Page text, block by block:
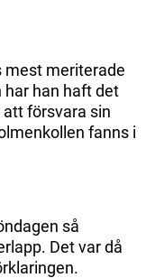
mest meriterade
har han haft det
försvara sin
fanns i
så
Det var då